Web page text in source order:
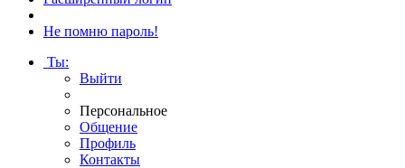
Не помню пароль!
Ты:
Выйти
Персональное
Общение
Профиль
Контакты